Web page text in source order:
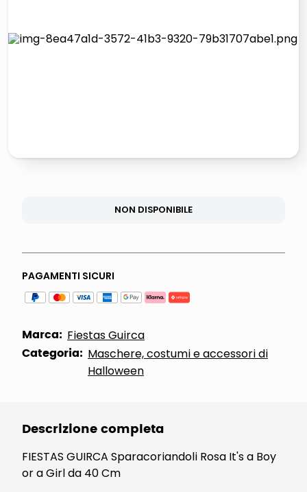
NON DISPONIBILE
PAGAMENTI SICURI
Marca: Fiestas Guirca
Categoria: Maschere, costumi e accessori di
Halloween
Descrizione completa
FIESTAS GUIRCA Sparacoriandoli Rosa It's a Boy
or a Girl da 40 Cm